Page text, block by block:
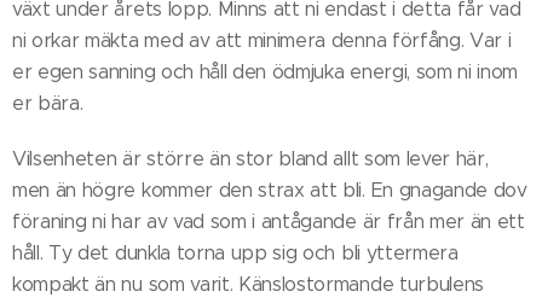
växt under årets lopp. Minns att ni endast i detta får vad
ni orkar mäkta med av att minimera denna förfång. Var i
er egen sanning och håll den ödmjuka energi, som ni inom
er bära.
Vilsenheten är större än stor bland allt som lever här,
men än högre kommer den strax att bli. En gnagande dov
föraning ni har av vad som i antågande är från mer än ett
håll. Ty det dunkla torna upp sig och bli yttermera
kompakt än nu som varit. Känslostormande turbulens